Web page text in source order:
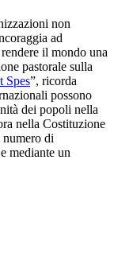
non
ad
il mondo una
pastorale sulla
Spes”, ricorda
possono
dei popoli nella
nella Costituzione
numero di
mediante un